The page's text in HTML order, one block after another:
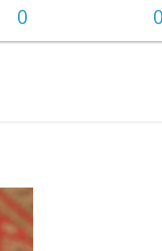
0 0